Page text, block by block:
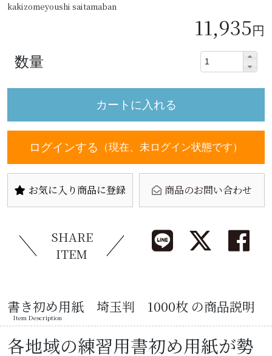
kakizomeyoushi saitamaban
11,935円
数量
ログインする （現在、未ログイン状態です）
お気に入り商品に登録 商品のお問い合わせ
SHARE
ITEM
書き初め用紙 埼玉判 1000枚 の商品説明
Item Description
各地域の練習用書初め用紙が勢